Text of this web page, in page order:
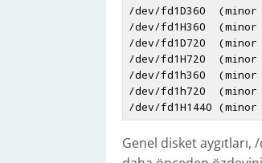
/dev/fd1D360  (minor
/dev/fd1H360  (minor
/dev/fd1D720  (minor
/dev/fd1H720  (minor
/dev/fd1h360  (minor
/dev/fd1h720  (minor
Genel disket aygıtları,